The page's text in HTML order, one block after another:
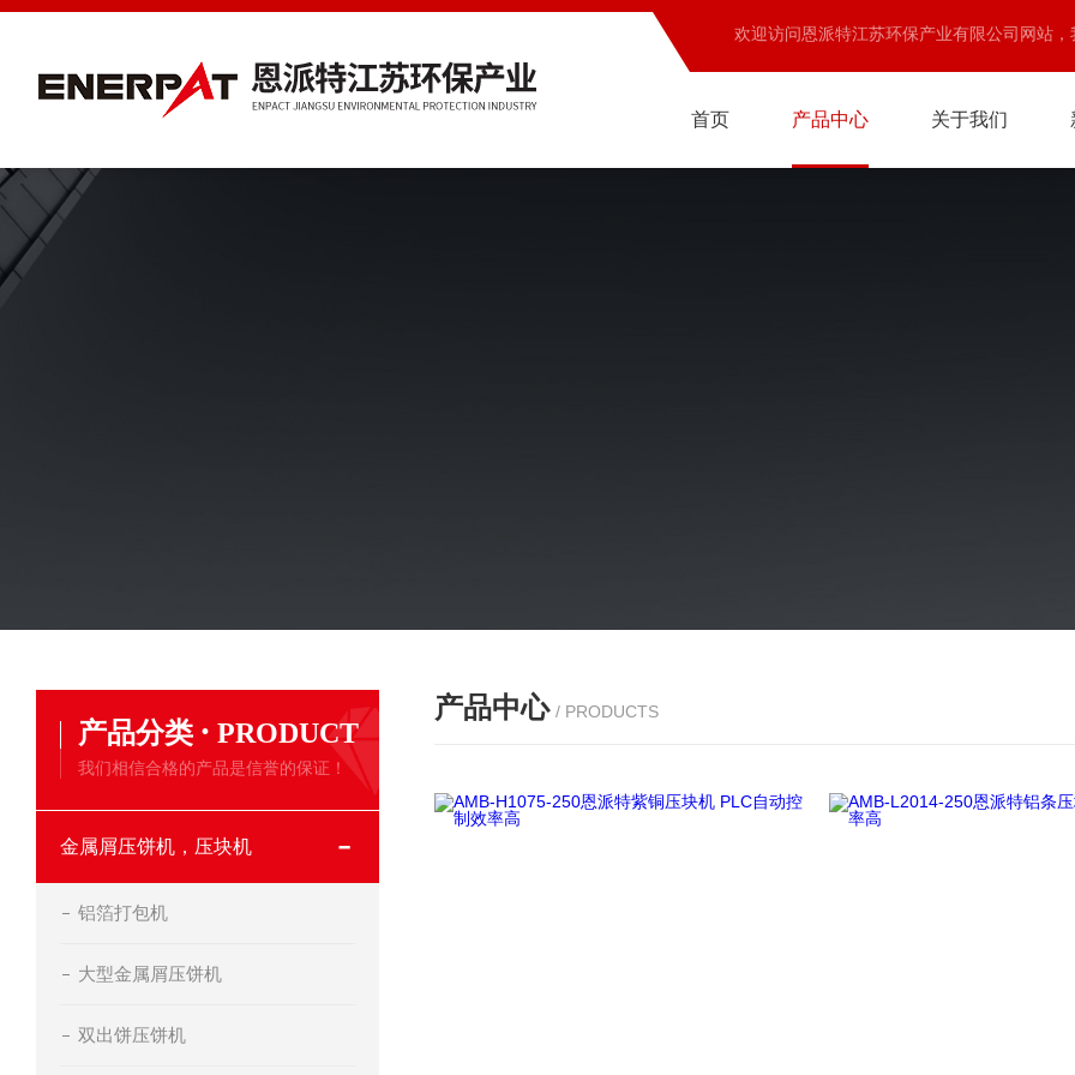
欢迎访问恩派特江苏环保产业有限公司网站
首页 产品中心 关于我们
产品分类 · PRODUCT
我们相信合格的产品是信誉的保证！
金属屑压饼机，压块机
铝箔打包机
大型金属屑压饼机
双出饼压饼机
产品中心 / PRODUCTS